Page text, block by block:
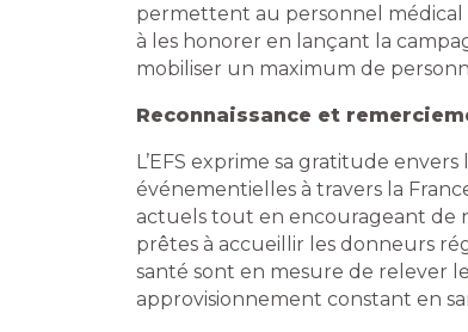
permettent au personnel médical
à les honorer en lançant la
mobiliser un maximum de
Reconnaissance et
L’EFS exprime sa gratitude
événementielles à travers la
actuels tout en encourageant de
prêtes à accueillir les donneurs
santé sont en mesure de relever
approvisionnement constant en